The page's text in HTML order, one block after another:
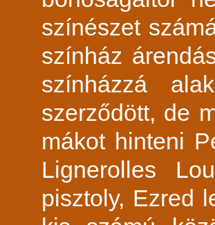
színészet
színház
színházzá
szerződött, de
mákot hinteni
Lignerolles
pisztoly, Ezred